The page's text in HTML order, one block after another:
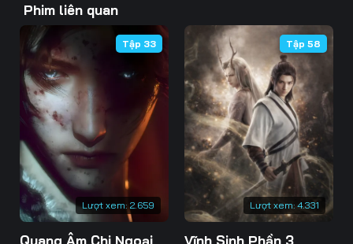
Phim liên quan
Lượt xem: 2.659
Tập 33
Quang Âm Chi Ngoại
Lượt xem: 4.331
Tập 58
Vĩnh Sinh Phần 3